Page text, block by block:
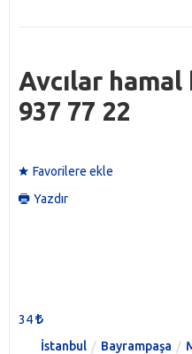
Avcılar
937 77 22
Favorilere ekle
Yazdır
34
İstanbul
Bayrampaşa